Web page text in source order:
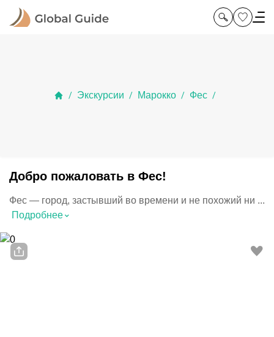
/ Экскурсии / Марокко / Фес /
Добро пожаловать в Фес!
Фес — город, застывший во времени и не похожий ни ...
Подробнее⌃